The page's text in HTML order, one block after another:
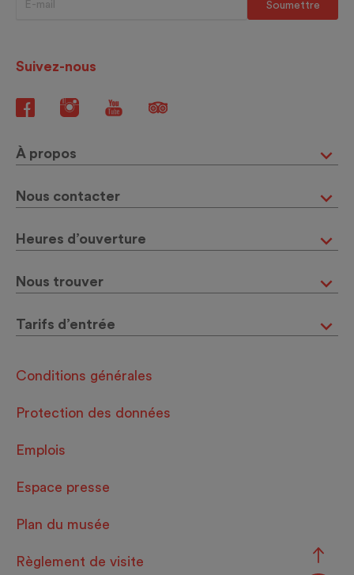
Suivez-nous
À propos
Nous contacter
Heures d’ouverture
Nous trouver
Tarifs d’entrée
Conditions générales
Protection des données
Emplois
Espace presse
Plan du musée
Règlement de visite